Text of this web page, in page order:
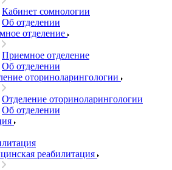
Кабинет сомнологии
Об отделении
отделение
Приемное отделение
Об отделении
оториноларингологии
Отделение оториноларингологии
Об отделении
реабилитация